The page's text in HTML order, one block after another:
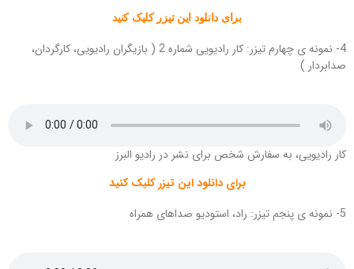
برای دانلود این تیزر کلیک کنید
4- نمونه ی چهارم تیزر: کار رادیویی شماره 2 ( بازیگران رادیویی، کارگردان،
صدابردار )
کار رادیویی، به سفارش شخص برای نشر در رادیو البرز
برای دانلود این تیزر کلیک کنید
5- نمونه ی پنجم تیزر: راد، استودیو صداهای همراه